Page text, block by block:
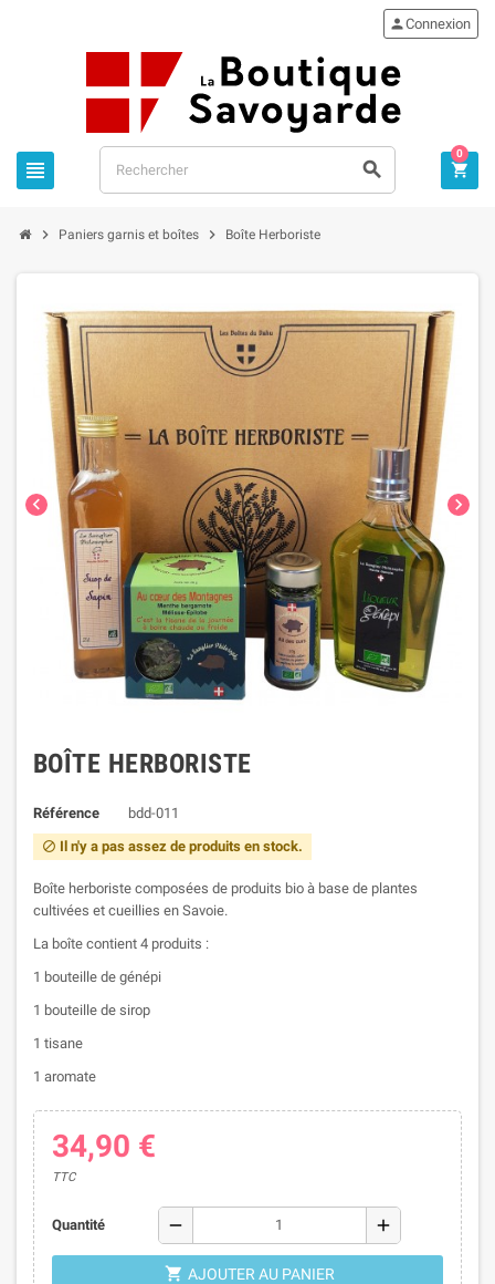
 
Connexion

0
 Paniers garnis et boîtes  Boîte Herboriste
 
BOÎTE HERBORISTE
Référence bdd-011
 Il n'y a pas assez de produits en stock.
Boîte herboriste composées de produits bio à base de plantes
cultivées et cueillies en Savoie.
La boîte contient 4 produits :
1 bouteille de génépi
1 bouteille de sirop
1 tisane
1 aromate
34,90 €
TTC
Quantité remove add
 AJOUTER AU PANIER